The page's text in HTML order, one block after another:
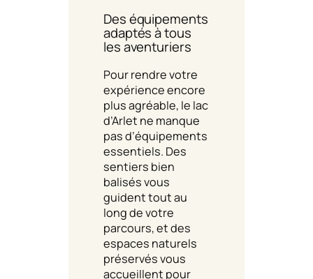
Des équipements
adaptés à tous
les aventuriers
Pour rendre votre
expérience encore
plus agréable, le lac
d’Arlet ne manque
pas d’équipements
essentiels. Des
sentiers bien
balisés vous
guident tout au
long de votre
parcours, et des
espaces naturels
préservés vous
accueillent pour